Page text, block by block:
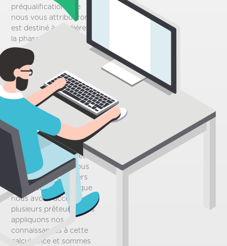
préqualification que
nous vous attribuerons
est destiné à accélérer
la phase initiale du
processus d’achat de
votre maison. Sur la
base des informations
personnelles que vous
fournirez via notre
questionnaire, cela vous
donnera simplement
une bonne idée de tout
ce que vous pouvez
vous permettre lors de
l’achat d’une propriété.
Étant donné que nous
sommes des courtiers
en hypothèques et que
nous avons accès à
plusieurs prêteurs, nous
appliquons nos
connaissances à cette
calculatrice et sommes